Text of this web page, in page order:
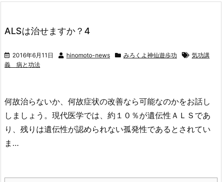
ALSは治せますか？4
2016年6月11日 hinomoto-news みろくよ神仙遊歩功
気功講
義 病と功法
何故治らないか、何故症状の改善なら可能なのかをお話し
しましょう。現代医学では、約１０％が遺伝性ＡＬＳであ
り、残りは遺伝性が認められない孤発性であるとされてい
ま…